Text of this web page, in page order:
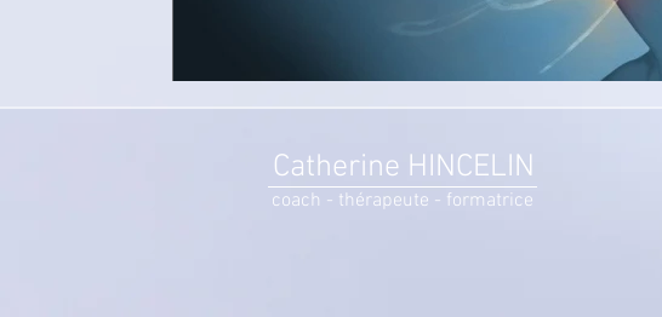
Catherine HINCELIN
coach - thérapeute - formatrice